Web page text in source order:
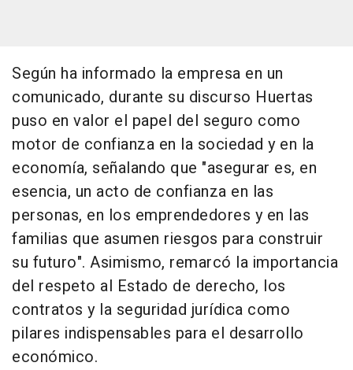
Según ha informado la empresa en un
comunicado, durante su discurso Huertas
puso en valor el papel del seguro como
motor de confianza en la sociedad y en la
economía, señalando que "asegurar es, en
esencia, un acto de confianza en las
personas, en los emprendedores y en las
familias que asumen riesgos para construir
su futuro". Asimismo, remarcó la importancia
del respeto al Estado de derecho, los
contratos y la seguridad jurídica como
pilares indispensables para el desarrollo
económico.